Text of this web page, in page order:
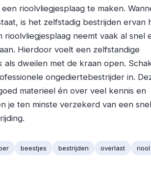
rioolvliegjesplaag te maken.
is het zelfstadig bestrijden ervan
rioolvliegjesplaag neemt vaak al snel
Hierdoor voelt een zelfstandige
als dweilen met de kraan open.
ongediertebestrijder in.
materieel én over veel kennis en
je ten minste verzekerd van een
beestjes bestrijden overlast
riool